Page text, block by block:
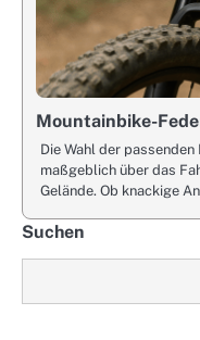
Mountainbike-
Die Wahl der
maßgeblich über das
Gelände. Ob knackige
Suchen